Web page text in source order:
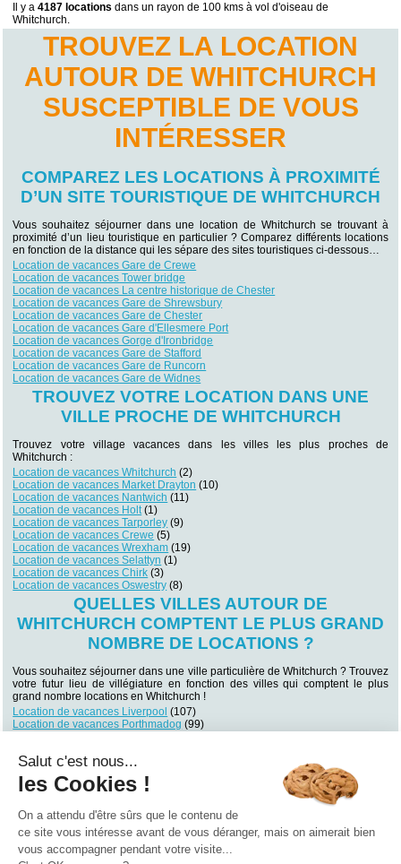
Il y a4187 locations dans un rayon de 100 kms à vol d'oiseau de
Whitchurch.
TROUVEZ LA LOCATION
AUTOUR DE WHITCHURCH
SUSCEPTIBLE DE VOUS
INTÉRESSER
COMPAREZ LES LOCATIONS À PROXIMITÉ
D’UN SITE TOURISTIQUE DE WHITCHURCH
Vous souhaitez séjourner dans une location de Whitchurch se trouvant à
proximité d’un lieu touristique en particulier ? Comparez différents locations
en fonction de la distance qui les sépare des sites touristiques ci-dessous…
Location de vacances Gare de Crewe
Location de vacances Tower bridge
Location de vacances La centre historique de Chester
Location de vacances Gare de Shrewsbury
Location de vacances Gare de Chester
Location de vacances Gare d'Ellesmere Port
Location de vacances Gorge d'Ironbridge
Location de vacances Gare de Stafford
Location de vacances Gare de Runcorn
Location de vacances Gare de Widnes
TROUVEZ VOTRE LOCATION DANS UNE
VILLE PROCHE DE WHITCHURCH
Trouvez votre village vacances dans les villes les plus proches de
Whitchurch :
Location de vacances Whitchurch (2)
Location de vacances Market Drayton (10)
Location de vacances Nantwich (11)
Location de vacances Holt(1)
Location de vacances Tarporley (9)
Location de vacances Crewe (5)
Location de vacances Wrexham (19)
Location de vacances Selattyn (1)
Location de vacances Chirk (3)
Location de vacances Oswestry (8)
QUELLES VILLES AUTOUR DE
WHITCHURCH COMPTENT LE PLUS GRAND
NOMBRE DE LOCATIONS ?
Vous souhaitez séjourner dans une ville particulière de Whitchurch ? Trouvez
votre futur lieu de villégiature en fonction des villes qui comptent le plus
grand nombre locations en Whitchurch !
Location de vacances Liverpool (107)
Location de vacances Porthmadog (99)
Location de vacances Llandudno
Location de vacances Manchester
Location de vacances Manchester
Location de vacances Matlock(65)
Location de vacances Bakewell
(62)
Qui sommes nous ? |Contactez-nous
Salut c'est nous...
les Cookies !
On a attendu d'être sûrs que le contenu de
ce site vous intéresse avant de vous déranger, mais on aimerait bien
vous accompagner pendant votre visite...